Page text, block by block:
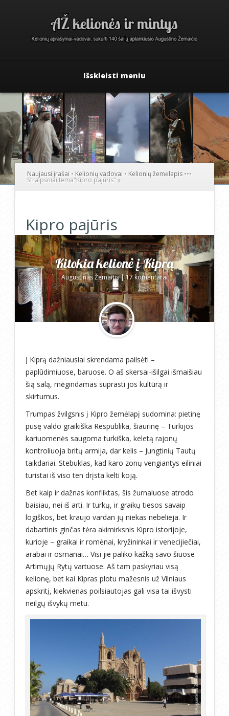
Išskleisti meniu
Naujausi įrašai • Kelionių vadovai • Kelionių žemėlapis •••
Straipsniai tema"Kipro pajūris" »
Kipro pajūris
Kitokia kelionė į Kiprą
Augustinas Žemaitis|17 komentarai
Į Kiprą dažniausiai skrendama pailsėti –
paplūdimiuose, baruose. O aš skersai-išilgai išmaišiau
šią salą, mėgindamas suprasti jos kultūrą ir
skirtumus.
Trumpas žvilgsnis į Kipro žemėlapį sudomina: pietinę
pusę valdo graikiška Respublika, šiaurinę – Turkijos
kariuomenės saugoma turkiška, keletą rajonų
kontroliuoja britų armija, dar kelis – Jungtinių Tautų
taikdariai. Stebuklas, kad karo zonų vengiantys eiliniai
turistai iš viso ten drįsta kelti koją.
Bet kaip ir dažnas konfliktas, šis žurnaluose atrodo
baisiau, nei iš arti. Ir turkų, ir graikų tiesos savaip
logiškos, bet kraujo vardan jų niekas nebelieja. Ir
dabartinis ginčas tėra akimirksnis Kipro istorijoje,
kurioje – graikai ir romėnai, kryžininkai ir venecijiečiai,
arabai ir osmanai… Visi jie paliko kažką savo šiuose
Artimųjų Rytų vartuose. Aš tam paskyriau visą
kelionę, bet kai Kipras plotu mažesnis už Vilniaus
apskritį, kiekvienas poilsiautojas gali visa tai išvysti
neilgų išvykų metu.